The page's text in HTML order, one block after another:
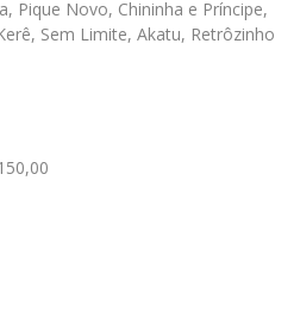
Pique Novo, Chininha e Príncipe,
Sem Limite, Akatu, Retrôzinho